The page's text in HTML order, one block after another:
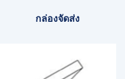
กล่องจัดส่ง